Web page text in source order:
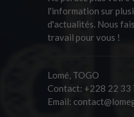
l'information sur
d'actualités. Nous
travail pour vous !
Lomé, TOGO
Contact: +228 22 33
Email: